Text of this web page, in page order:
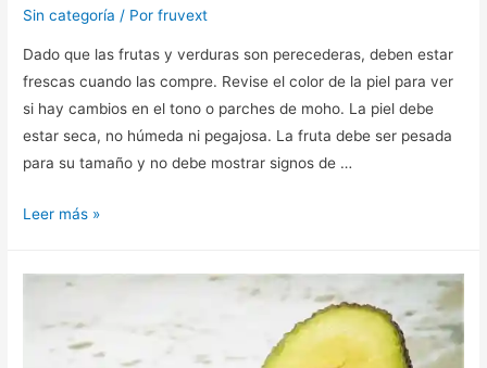
Sin categoría / Porfruvext
Dado que las frutas y verduras son perecederas, deben estar
frescas cuando las compre. Revise el color de la piel para ver
si hay cambios en el tono o parches de moho. La piel debe
estar seca, no húmeda ni pegajosa. La fruta debe ser pesada
para su tamaño y no debe mostrar signos de …
Leer más »